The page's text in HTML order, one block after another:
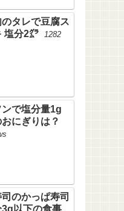
タレで豆腐ス
塩分2㌘
1282
ンで塩分量1g
おにぎりは？
司のかっぱ寿司
以下の食事